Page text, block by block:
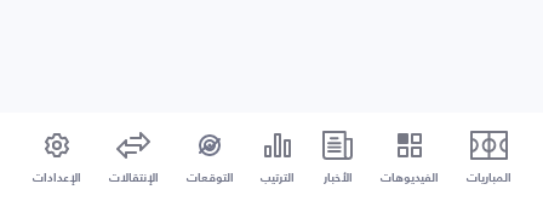
المباريات الفيديوهات الأخبار الترتيب التوقعات الإنتقالات الإعدادات